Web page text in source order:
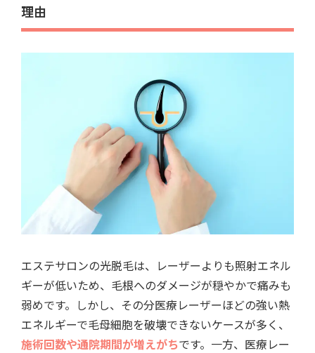
理由
エステサロンの光脱毛は、レーザーよりも照射エネル
ギーが低いため、毛根へのダメージが穏やかで痛みも
弱めです。しかし、その分医療レーザーほどの強い熱
エネルギーで毛母細胞を破壊できないケースが多く、
施術回数や通院期間が増えがちです。一方、医療レー